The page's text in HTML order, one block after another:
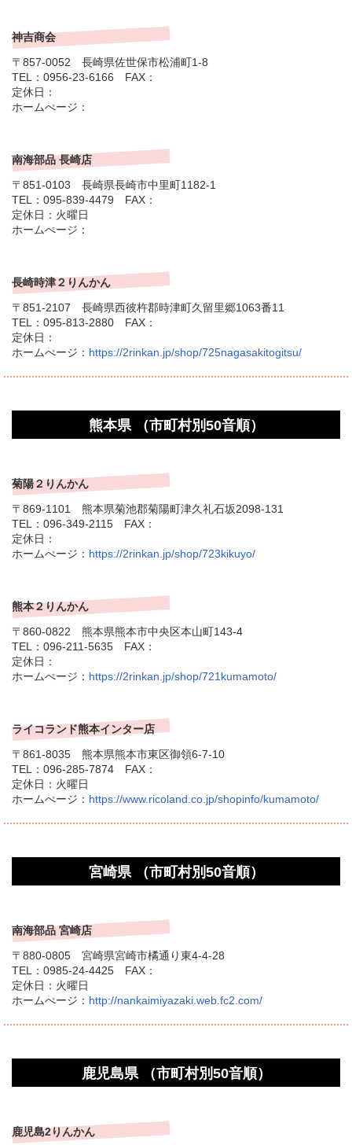
神吉商会
〒857-0052 長崎県佐世保市松浦町1-8
TEL：0956-23-6166 FAX：
定休日：
ホームぺージ：
南海部品 長崎店
〒851-0103 長崎県長崎市中里町1182-1
TEL：095-839-4479 FAX：
定休日：火曜日
ホームぺージ：
長崎時津２りんかん
〒851-2107 長崎県西彼杵郡時津町久留里郷1063番11
TEL：095-813-2880 FAX：
定休日：
ホームぺージ： https://2rinkan.jp/shop/725nagasakitogitsu/
熊本県 （市町村別50音順）
菊陽２りんかん
〒869-1101 熊本県菊池郡菊陽町津久礼石坂2098-131
TEL：096-349-2115 FAX：
定休日：
ホームぺージ： https://2rinkan.jp/shop/723kikuyo/
熊本２りんかん
〒860-0822 熊本県熊本市中央区本山町143-4
TEL：096-211-5635 FAX：
定休日：
ホームぺージ： https://2rinkan.jp/shop/721kumamoto/
ライコランド熊本インター店
〒861-8035 熊本県熊本市東区御領6-7-10
TEL：096-285-7874 FAX：
定休日：火曜日
ホームぺージ： https://www.ricoland.co.jp/shopinfo/kumamoto/
宮崎県 （市町村別50音順）
南海部品 宮崎店
〒880-0805 宮崎県宮崎市橘通り東4-4-28
TEL：0985-24-4425 FAX：
定休日：火曜日
ホームぺージ： http://nankaimiyazaki.web.fc2.com/
鹿児島県 （市町村別50音順）
鹿児島2りんかん